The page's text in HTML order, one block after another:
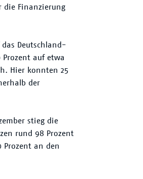
die Finanzierung
Deutschland-
Prozent auf etwa
Hier konnten 25
der
stieg die
rund 98 Prozent
Prozent an den